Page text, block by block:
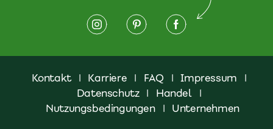
Kontakt | Karriere | FAQ | Impressum
|
Datenschutz | Handel
|
Nutzungsbedingungen
| Unternehmen